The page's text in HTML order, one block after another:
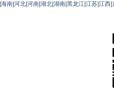
海南 河北 河南 湖北 湖南 黑龙江 江苏 江西